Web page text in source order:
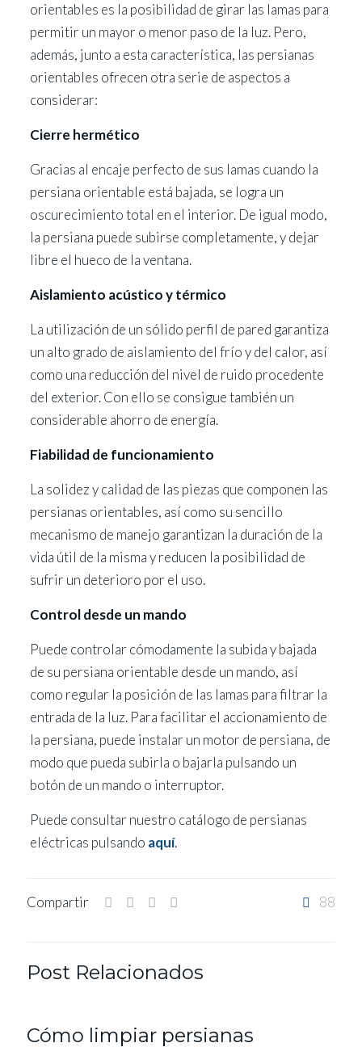
orientables es la posibilidad de girar las lamas para
permitir un mayor o menor paso de la luz. Pero,
además, junto a esta característica, las persianas
orientables ofrecen otra serie de aspectos a
considerar:
Cierre hermético
Gracias al encaje perfecto de sus lamas cuando la
persiana orientable está bajada, se logra un
oscurecimiento total en el interior. De igual modo,
la persiana puede subirse completamente, y dejar
libre el hueco de la ventana.
Aislamiento acústico y térmico
La utilización de un sólido perfil de pared garantiza
un alto grado de aislamiento del frío y del calor, así
como una reducción del nivel de ruido procedente
del exterior. Con ello se consigue también un
considerable ahorro de energía.
Fiabilidad de funcionamiento
La solidez y calidad de las piezas que componen las
persianas orientables, así como su sencillo
mecanismo de manejo garantizan la duración de la
vida útil de la misma y reducen la posibilidad de
sufrir un deterioro por el uso.
Control desde un mando
Puede controlar cómodamente la subida y bajada
de su persiana orientable desde un mando, así
como regular la posición de las lamas para filtrar la
entrada de la luz. Para facilitar el accionamiento de
la persiana, puede instalar un motor de persiana, de
modo que pueda subirla o bajarla pulsando un
botón de un mando o interruptor.
Puede consultar nuestro catálogo de persianas
eléctricas pulsando aquí.
Compartir 88
Post Relacionados
Cómo limpiar persianas